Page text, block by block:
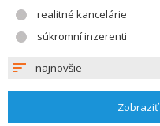
realitné kancelárie
súkromní inzerenti
najnovšie
Zobraziť